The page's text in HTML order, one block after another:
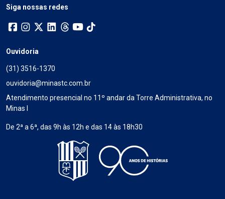
Siga nossas redes
Ouvidoria
(31) 3516-1370
ouvidoria@minastc.com.br
Atendimento presencial no 11º andar da Torre Administrativa, no
Minas I
De 2ª a 6ª, das 9h às 12h e das 14 às 18h30